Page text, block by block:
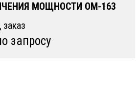
МОЩНОСТИ ОМ-163
запросу